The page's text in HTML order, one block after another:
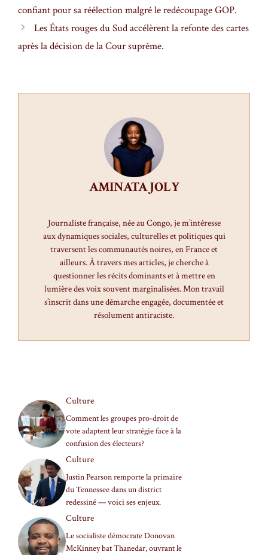
confiant pour sa réélection malgré le redécoupage GOP.
Les États rouges du Sud accélèrent la refonte des cartes
après la décision de la Cour suprême.
AMINATA JOLY
Journaliste française, née au Congo, je m’intéresse
aux dynamiques sociales, culturelles et politiques qui
traversent les communautés noires, en France et
ailleurs. À travers mes articles, je cherche à
questionner les récits dominants et à mettre en
lumière des voix souvent marginalisées. Mon travail
s’inscrit dans une démarche engagée, documentée et
résolument antiraciste.
Culture
Comment les groupes pro-droit de
vote adaptent leur stratégie face à la
confusion des électeurs?
Culture
Justin Pearson remporte la primaire
du Tennessee dans un district
redessiné — voici ses enjeux.
Culture
Le socialiste démocrate Donovan
McKinney bat Thanedar, ouvrant le